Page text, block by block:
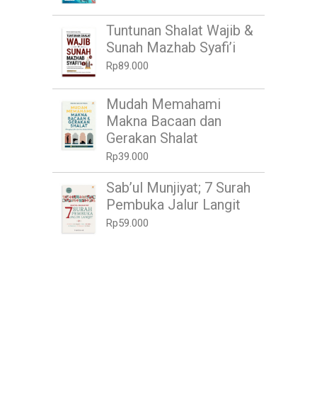
Tuntunan Shalat Wajib &
Sunah Mazhab Syafi’i
Rp89.000
Mudah Memahami
Makna Bacaan dan
Gerakan Shalat
Rp39.000
Sab’ul Munjiyat; 7 Surah
Pembuka Jalur Langit
Rp59.000